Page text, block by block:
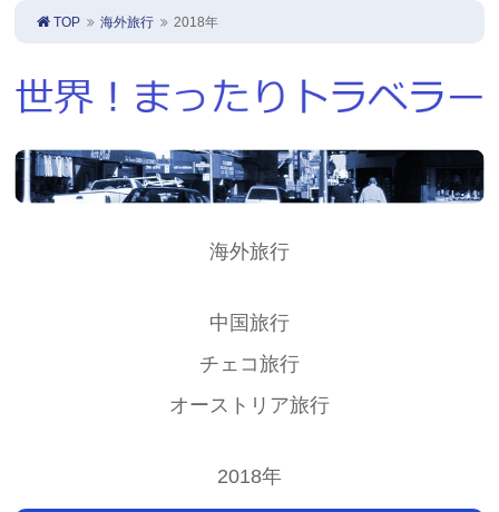
TOP 海外旅行 2018年
海外旅行
中国旅行
チェコ旅行
オーストリア旅行
2018年